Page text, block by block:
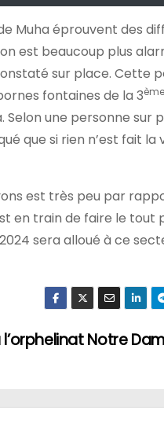
Muha éprouvent des
est beaucoup plus
sur place. Cette
fontaines de la 3ème
une personne sur
que si rien n’est fait la
est très peu par
en train de faire le tout
sera alloué à ce
l’orphelinat Notre